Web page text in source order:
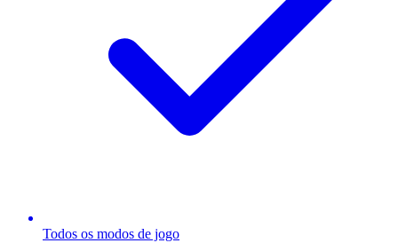
Todos os modos de jogo